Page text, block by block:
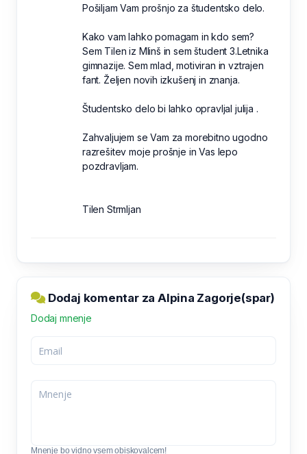
Pošiljam Vam prošnjo za študentsko delo.
Kako vam lahko pomagam in kdo sem?
Sem Tilen iz Mlinš in sem študent 3.Letnika
gimnazije. Sem mlad, motiviran in vztrajen
fant. Željen novih izkušenj in znanja.
Študentsko delo bi lahko opravljal julija .
Zahvaljujem se Vam za morebitno ugodno
razrešitev moje prošnje in Vas lepo
pozdravljam.
Tilen Strmljan
Dodaj komentar za Alpina Zagorje(spar)
Dodaj mnenje
Mnenje bo vidno vsem obiskovalcem!